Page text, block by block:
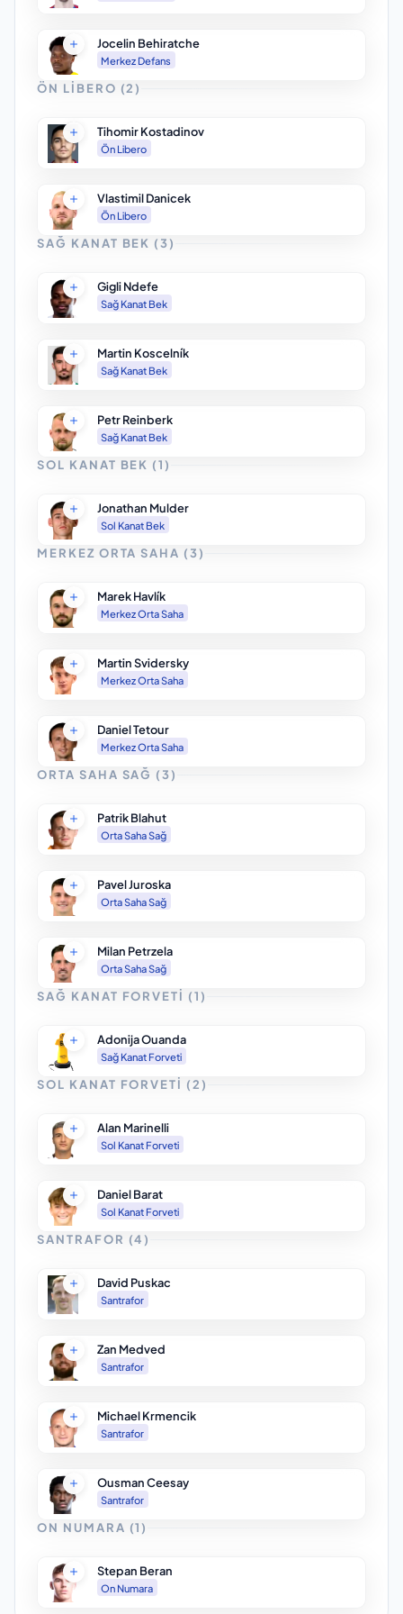
Jocelin Behiratche
Merkez Defans
ÖN LIBERO (2)
Tihomir Kostadinov
Ön Libero
Vlastimil Danicek
Ön Libero
SAĞ KANAT BEK (3)
Gigli Ndefe
Sağ Kanat Bek
Martin Koscelník
Sağ Kanat Bek
Petr Reinberk
Sağ Kanat Bek
SOL KANAT BEK (1)
Jonathan Mulder
Sol Kanat Bek
MERKEZ ORTA SAHA (3)
Marek Havlík
Merkez Orta Saha
Martin Svidersky
Merkez Orta Saha
Daniel Tetour
Merkez Orta Saha
ORTA SAHA SAĞ (3)
Patrik Blahut
Orta Saha Sağ
Pavel Juroska
Orta Saha Sağ
Milan Petrzela
Orta Saha Sağ
SAĞ KANAT FORVETI (1)
Adonija Ouanda
Sağ Kanat Forveti
SOL KANAT FORVETI (2)
Alan Marinelli
Sol Kanat Forveti
Daniel Barat
Sol Kanat Forveti
SANTRAFOR (4)
David Puskac
Santrafor
Zan Medved
Santrafor
Michael Krmencik
Santrafor
Ousman Ceesay
Santrafor
ON NUMARA (1)
Stepan Beran
On Numara